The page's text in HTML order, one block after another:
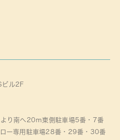
ビル2F
り南へ20ｍ東側駐車場5番・7番
ロー専用駐車場28番・29番・30番